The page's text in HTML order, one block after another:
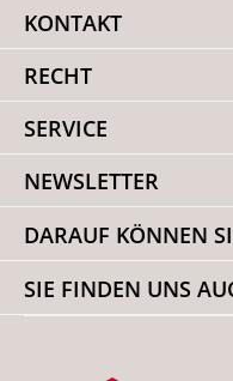
KONTAKT
RECHT
SERVICE
NEWSLETTER
DARAUF KÖNNEN
SIE FINDEN UNS